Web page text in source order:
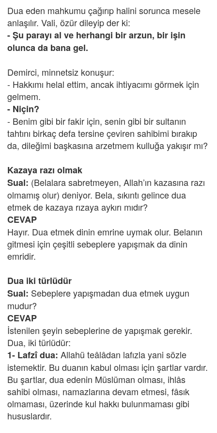
Dua eden mahkumu çağırıp halini sorunca mesele
anlaşılır. Vali, özür dileyip der ki:
- Şu parayı al ve herhangi bir arzun, bir işin
olunca da bana gel.
Demirci, minnetsiz konuşur:
- Hakkımı helal ettim, ancak ihtiyacımı görmek için
gelmem.
- Niçin?
- Benim gibi bir fakir için, senin gibi bir sultanın
tahtını birkaç defa tersine çeviren sahibimi bırakıp
da, dileğimi başkasına arzetmem kulluğa yakışır mı?
Kazaya razı olmak
Sual: (Belalara sabretmeyen, Allah’ın kazasına razı
olmamış olur) deniyor. Bela, sıkıntı gelince dua
etmek de kazaya rızaya aykırı mıdır?
CEVAP
Hayır. Dua etmek dinin emrine uymak olur. Belanın
gitmesi için çeşitli sebeplere yapışmak da dinin
emridir.
Dua iki türlüdür
Sual: Sebeplere yapışmadan dua etmek uygun
mudur?
CEVAP
İstenilen şeyin sebeplerine de yapışmak gerekir.
Dua, iki türlüdür:
1- Lafzî dua: Allahü teâlâdan lafızla yani sözle
istemektir. Bu duanın kabul olması için şartlar vardır.
Bu şartlar, dua edenin Müslüman olması, ihlâs
sahibi olması, namazlarına devam etmesi, fâsık
olmaması, üzerinde kul hakkı bulunmaması gibi
hususlardır.